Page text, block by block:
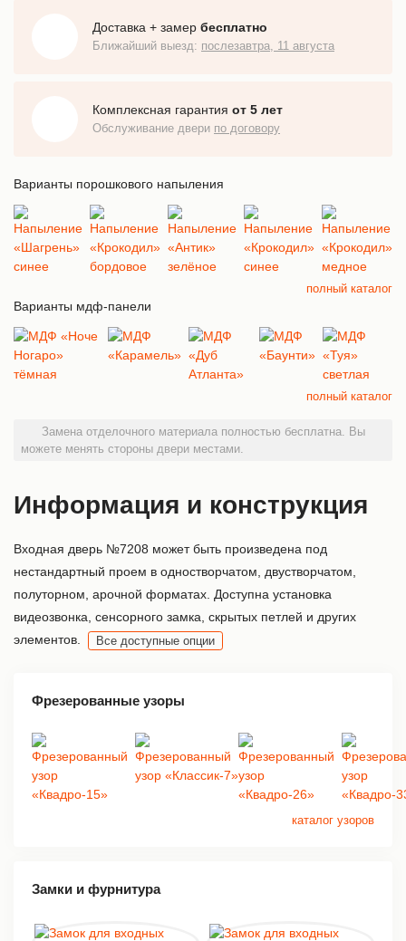
Доставка + замер бесплатно
Ближайший выезд: послезавтра, 11 августа
Комплексная гарантия от 5 лет
Обслуживание двери по договору
Варианты порошкового напыления
полный каталог
Варианты мдф-панели
полный каталог
Замена отделочного материала полностью бесплатна. Вы
можете менять стороны двери местами.
Информация и конструкция
Входная дверь №7208 может быть произведена под
нестандартный проем в одностворчатом, двустворчатом,
полуторном, арочной форматах. Доступна установка
видеозвонка, сенсорного замка, скрытых петлей и других
элементов.
Все доступные опции
Фрезерованные узоры
каталог узоров
Замки и фурнитура